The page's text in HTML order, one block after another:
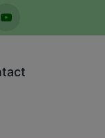
youtube